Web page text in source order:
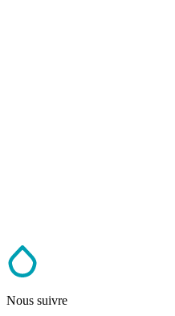
Nous suivre